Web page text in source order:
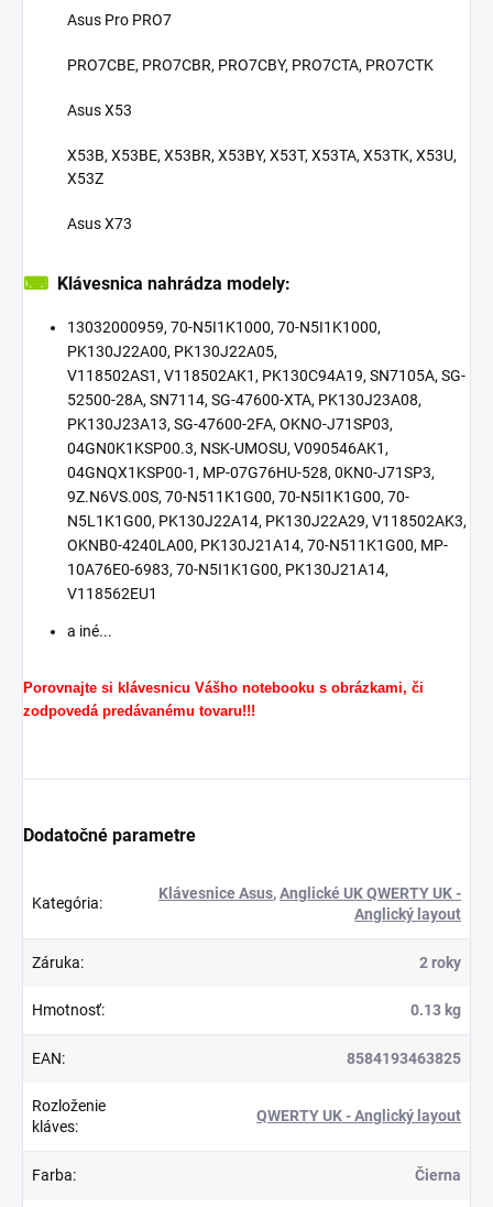
Asus Pro PRO7
PRO7CBE, PRO7CBR, PRO7CBY, PRO7CTA, PRO7CTK
Asus X53
X53B, X53BE, X53BR, X53BY, X53T, X53TA, X53TK, X53U,
X53Z
Asus X73
⌨ Klávesnica nahrádza modely:
13032000959, 70-N5I1K1000, 70-N5I1K1000,
PK130J22A00, PK130J22A05,
V118502AS1, V118502AK1, PK130C94A19, SN7105A, SG-
52500-28A, SN7114, SG-47600-XTA, PK130J23A08,
PK130J23A13, SG-47600-2FA, OKNO-J71SP03,
04GN0K1KSP00.3, NSK-UMOSU, V090546AK1,
04GNQX1KSP00-1, MP-07G76HU-528, 0KN0-J71SP3,
9Z.N6VS.00S, 70-N511K1G00, 70-N5I1K1G00, 70-
N5L1K1G00, PK130J22A14, PK130J22A29, V118502AK3,
OKNB0-4240LA00, PK130J21A14, 70-N511K1G00, MP-
10A76E0-6983, 70-N5I1K1G00, PK130J21A14,
V118562EU1
a iné...
Porovnajte si klávesnicu Vášho notebooku s obrázkami, či
zodpovedá predávanému tovaru!!!
Dodatočné parametre
Kategória:
Klávesnice Asus,Anglické UK QWERTY UK -
Anglický layout
Záruka: 2 roky
Hmotnosť: 0.13 kg
EAN: 8584193463825
Rozloženie
kláves:
QWERTY UK - Anglický layout
Farba: Čierna